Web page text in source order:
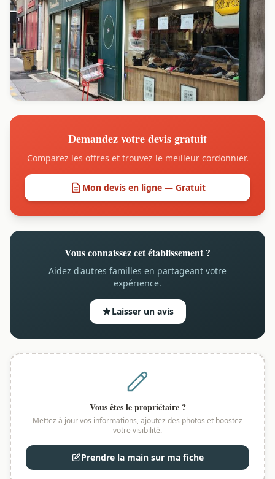
Demandez votre devis gratuit
Comparez les offres et trouvez le meilleur cordonnier.
Mon devis en ligne — Gratuit
Vous connaissez cet établissement ?
Aidez d'autres familles en partageant votre
expérience.
Laisser un avis
Vous êtes le propriétaire ?
Mettez à jour vos informations, ajoutez des photos et boostez
votre visibilité.
Prendre la main sur ma fiche